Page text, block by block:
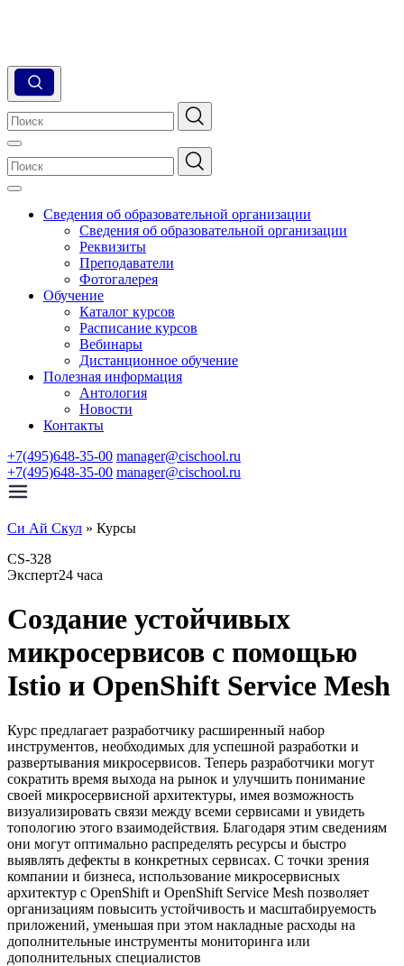
Сведения об образовательной организации
Сведения об образовательной организации
Реквизиты
Преподаватели
Фотогалерея
Обучение
Каталог курсов
Расписание курсов
Вебинары
Дистанционное обучение
Полезная информация
Антология
Новости
Контакты
+7(495)648-35-00 manager@cischool.ru
+7(495)648-35-00 manager@cischool.ru
Си Ай Скул » Курсы
CS-328
Эксперт24 часа
Создание устойчивых
микросервисов с помощью
Istio и OpenShift Service Mesh
Курс предлагает разработчику расширенный набор
инструментов, необходимых для успешной разработки и
развертывания микросервисов. Теперь разработчики могут
сократить время выхода на рынок и улучшить понимание
своей микросервисной архитектуры, имея возможность
визуализировать связи между всеми сервисами и увидеть
топологию этого взаимодействия. Благодаря этим сведениям
они могут оптимально распределять ресурсы и быстро
выявлять дефекты в конкретных сервисах. С точки зрения
компании и бизнеса, использование микросервисных
архитектур с OpenShift и OpenShift Service Mesh позволяет
организациям повысить устойчивость и масштабируемость
приложений, уменьшая при этом накладные расходы на
дополнительные инструменты мониторинга или
дополнительных специалистов